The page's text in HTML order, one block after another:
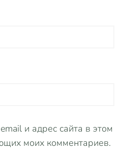
и адрес сайта в этом
моих комментариев.